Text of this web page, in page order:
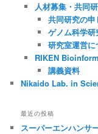
人材募集・共同
共同研究の
ゲノム科学
研究室運営
RIKEN
講義資料
Nikaido Lab. in
最近の投稿
スーパーエンハンサ